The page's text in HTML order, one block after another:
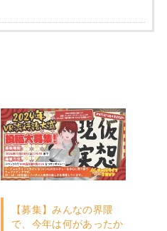
【募集】みんなの界隈
で、今年は何があったか